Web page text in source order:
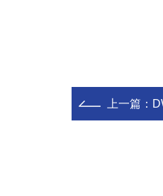
上一篇：